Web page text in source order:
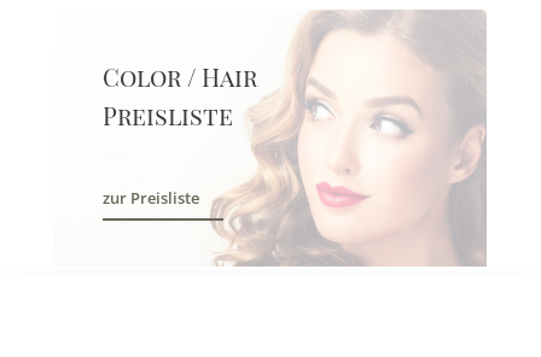
Color / Hair
Preisliste
zur Preisliste